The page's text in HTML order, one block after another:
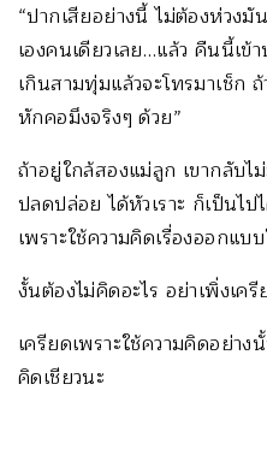
“ปากเสียอย่างนี้ ไม่ต้องห่วง
เองคนเดียวเลย…แล้ว คืนนี้เข้
เกินสามทุ่มแล้วจะโทรมาเช็ก
หักคอมึงจริงๆ ด้วย”
ถ้าอยู่ใกล้สองแม่ลูก เขากลับไ
ปลดปล่อย ได้หัวเราะ ก็เป็นไ
เพราะใช้ความคิดเรื่องออกแบ
งั้นต้องไม่คิดอะไร อย่าเพิ่งเ
เครียดเพราะใช้ความคิดอย่
คิดเชียวนะ